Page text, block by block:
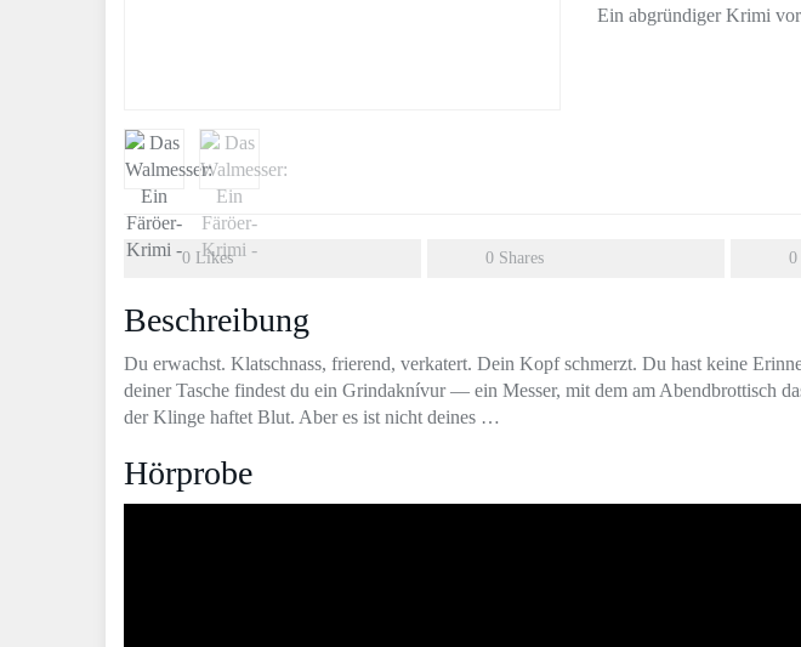
Ein abgründiger Krimi vor
0 Likes 0 Shares 0
Beschreibung
Du erwachst. Klatschnass, frierend, verkatert. Dein Kopf schmerzt. Du hast keine
deiner Tasche findest du ein Grindaknívur ― ein Messer, mit dem am Abendbrottisch
der Klinge haftet Blut. Aber es ist nicht deines …
Hörprobe